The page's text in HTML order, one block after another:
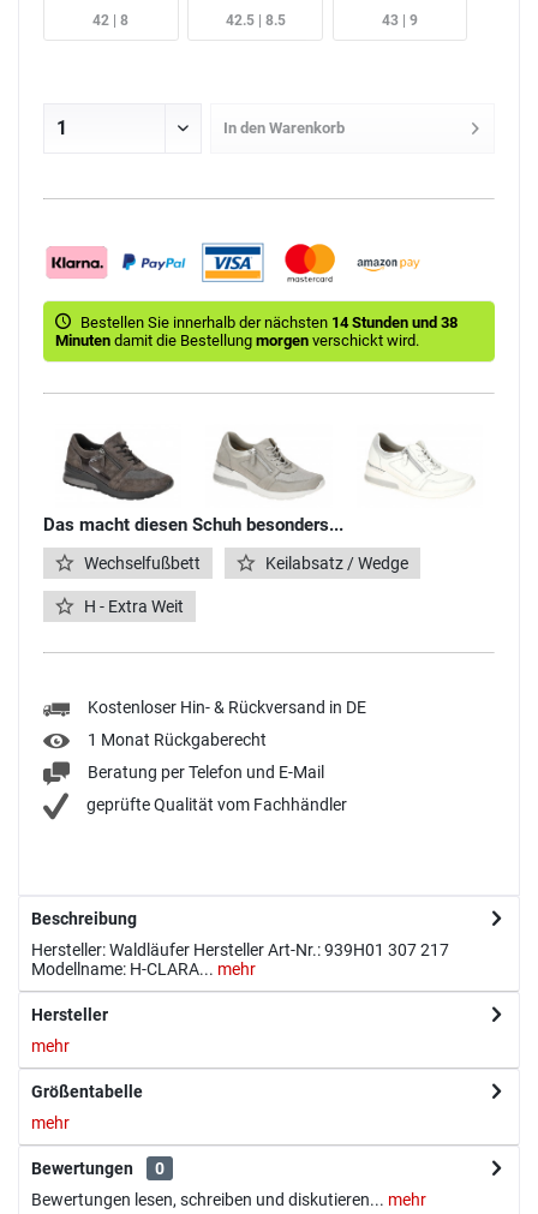
42 | 8 42.5 | 8.5 43 | 9
In den Warenkorb
Bestellen Sie innerhalb der nächsten 14 Stunden und 38
Minuten damit die Bestellung morgen verschickt wird.
Das macht diesen Schuh besonders...
Wechselfußbett Keilabsatz / Wedge
H - Extra Weit
Kostenloser Hin- & Rückversand in DE
1 Monat Rückgaberecht
Beratung per Telefon und E-Mail
geprüfte Qualität vom Fachhändler
Beschreibung
Hersteller: Waldläufer Hersteller Art-Nr.: 939H01 307 217
Modellname: H-CLARA... mehr
Hersteller
mehr
Größentabelle
mehr
Bewertungen
0
Bewertungen lesen, schreiben und diskutieren... mehr